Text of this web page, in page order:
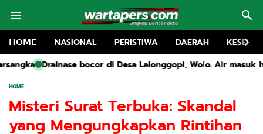
𝗛𝗢𝗠𝗘 NASIONAL PERISTIWA DAERAH
di Desa Lalonggopi, Wolo. Air masuk halaman rumah warga,
HOME
Misteri Surat Terbuka: Skandal
yang Mengungkapkan Rintihan